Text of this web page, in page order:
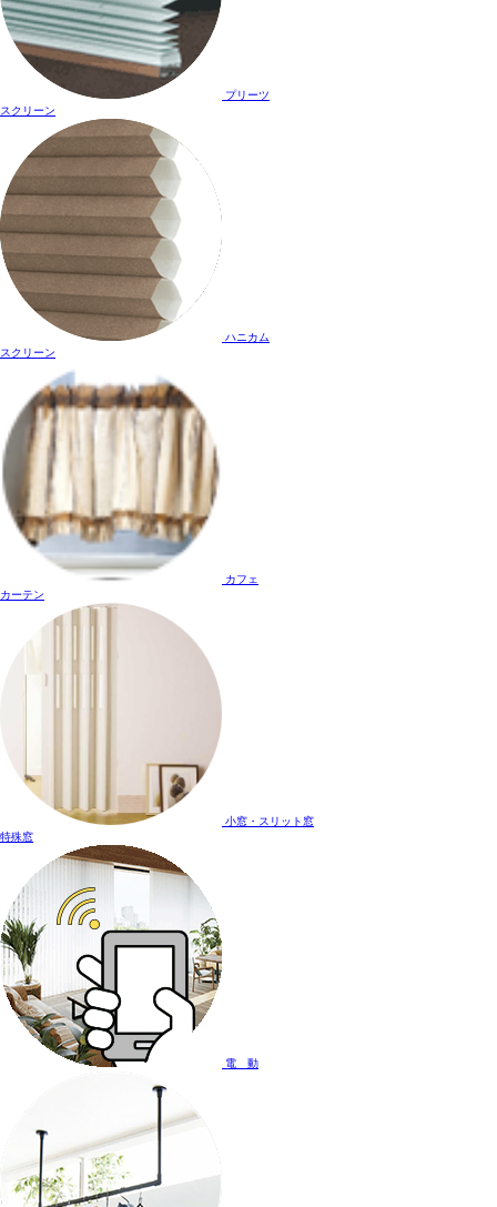
プリーツ
スクリーン
ハニカム
スクリーン
カフェ
カーテン
小窓・スリット窓
特殊窓
電 動